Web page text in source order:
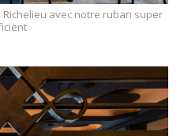
avec notre ruban super